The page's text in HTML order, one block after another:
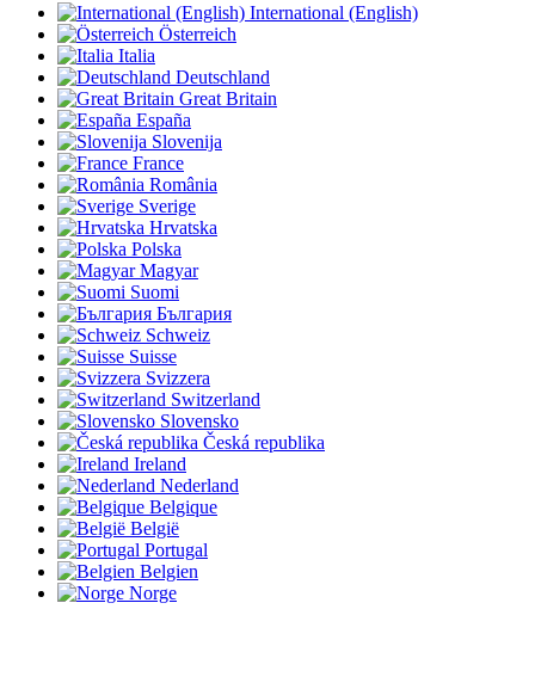
International (English)
Österreich
Italia
Deutschland
Great Britain
España
Slovenija
France
România
Sverige
Hrvatska
Polska
Magyar
Suomi
България
Schweiz
Suisse
Svizzera
Switzerland
Slovensko
Česká republika
Ireland
Nederland
Belgique
België
Portugal
Belgien
Norge